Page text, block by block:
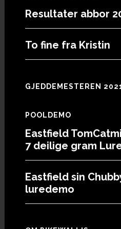
Resultater abbor
To fine fra Kristin
GJEDDEMESTEREN
POOLDEMO
Eastfield
7 deilige gram
Eastfield sin
luredemo